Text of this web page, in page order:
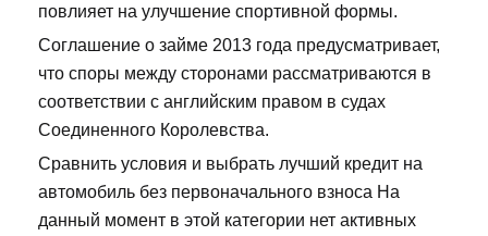
повлияет на улучшение спортивной формы.
Соглашение о займе 2013 года предусматривает,
что споры между сторонами рассматриваются в
соответствии с английским правом в судах
Соединенного Королевства.
Сравнить условия и выбрать лучший кредит на
автомобиль без первоначального взноса На
данный момент в этой категории нет активных